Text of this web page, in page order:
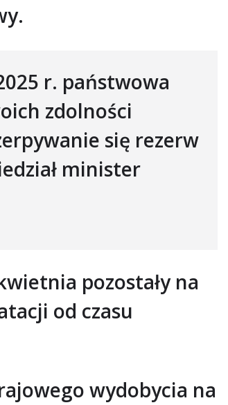
r. państwowa
zdolności
się rezerw
minister
pozostały na
od czasu
wydobycia na